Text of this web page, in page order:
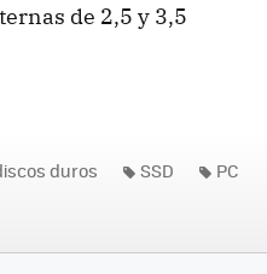
de 2,5 y 3,5
duros SSD PC